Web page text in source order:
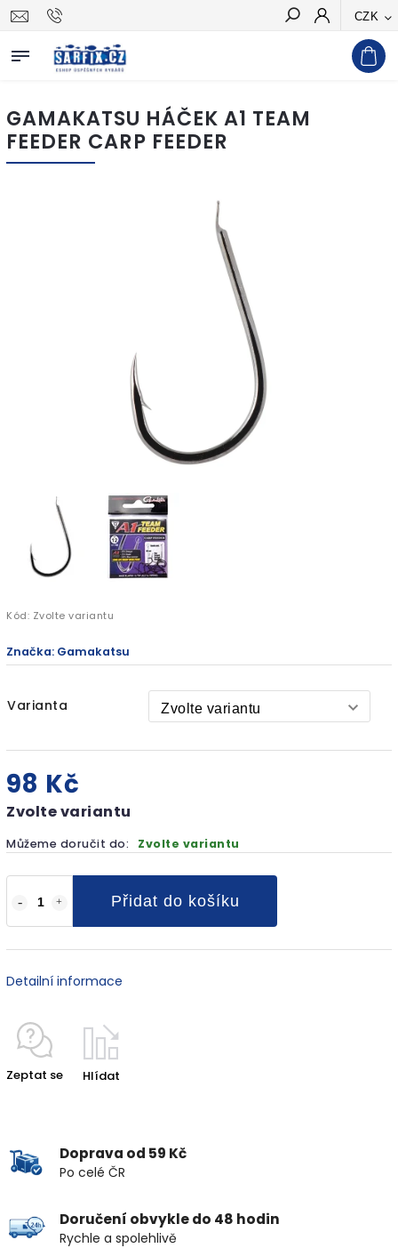
CZK
Hledat
GAMAKATSU HÁČEK A1 TEAM
FEEDER CARP FEEDER
Kód: Zvolte variantu
Značka: Gamakatsu
Varianta
98 Kč
Zvolte variantu
Můžeme doručit do: Zvolte variantu
Přidat do košíku
Detailní informace
Zeptat se Hlídat
Doprava od 59 Kč
Po celé ČR
Doručení obvykle do 48 hodin
Rychle a spolehlivě